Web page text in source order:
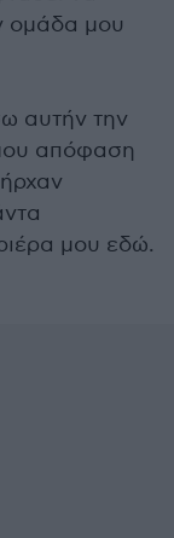
ομάδα μου
αυτήν την
απόφαση
μου εδώ.